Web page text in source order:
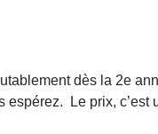
dès la 2e
Le prix, c’est